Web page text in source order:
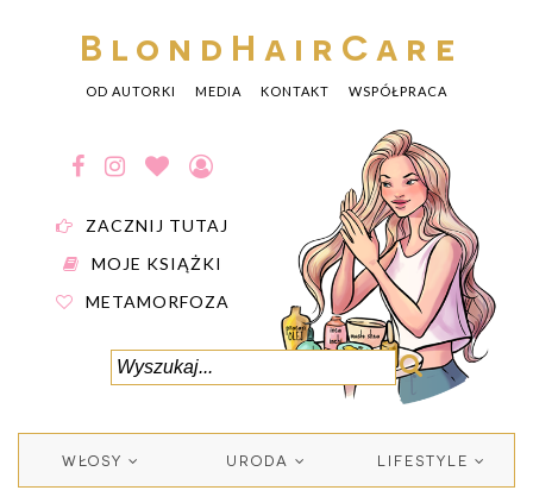
BlondHairCare
OD AUTORKI MEDIA KONTAKT WSPÓŁPRACA
ZACZNIJ TUTAJ
MOJE KSIĄŻKI
METAMORFOZA
WŁOSY URODA LIFESTYLE